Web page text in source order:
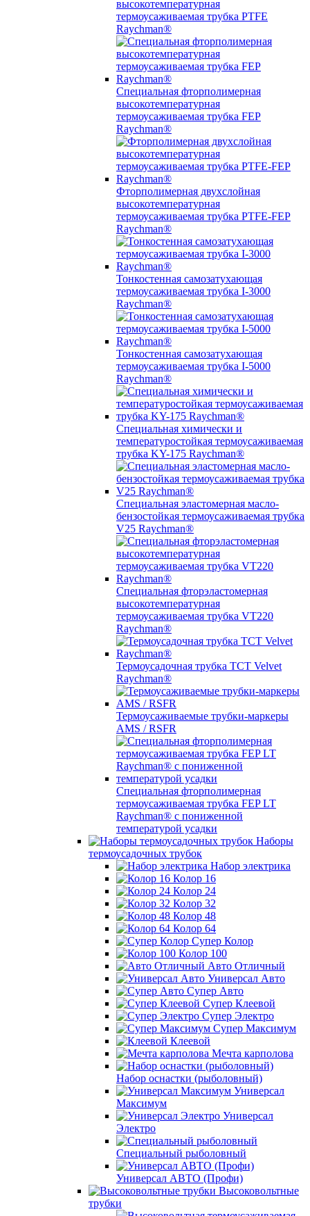
высокотемпературная
термоусаживаемая трубка PTFE
Raychman®
Специальная фторполимерная
высокотемпературная
термоусаживаемая трубка FEP
Raychman®
Фторполимерная двухслойная
высокотемпературная
термоусаживаемая трубка PTFE-FEP
Raychman®
Тонкостенная самозатухающая
термоусаживаемая трубка I-3000
Raychman®
Тонкостенная самозатухающая
термоусаживаемая трубка I-5000
Raychman®
Специальная химически и
температуростойкая термоусаживаемая
трубка KY-175 Raychman®
Специальная эластомерная масло-
бензостойкая термоусаживаемая трубка
V25 Raychman®
Специальная фторэластомерная
высокотемпературная
термоусаживаемая трубка VT220
Raychman®
Термоусадочная трубка TCT Velvet
Raychman®
Термоусаживаемые трубки-маркеры
AMS / RSFR
Специальная фторполимерная
термоусаживаемая трубка FEP LT
Raychman® с пониженной
температурой усадки
Наборы
термоусадочных трубок
Набор электрика
Колор 16
Колор 24
Колор 32
Колор 48
Колор 64
Супер Колор
Колор 100
Авто Отличный
Универсал Авто
Супер Авто
Супер Клеевой
Супер Электро
Супер Максимум
Клеевой
Мечта карполова
Набор оснастки (рыболовный)
Универсал
Максимум
Универсал
Электро
Специальный рыболовный
Универсал АВТО (Профи)
Высоковольтные
трубки